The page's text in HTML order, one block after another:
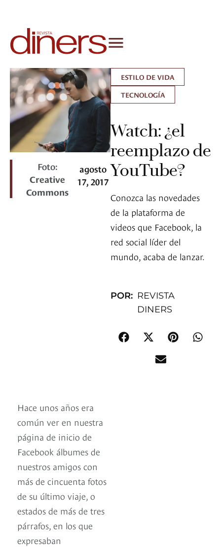
Foto:
Creative
Commons
agosto
17, 2017
ESTILO DE VIDA
TECNOLOGÍA
Watch: ¿el
reemplazo de
YouTube?
Conozca las novedades
de la plataforma de
videos que Facebook, la
red social líder del
mundo, acaba de lanzar.
POR: REVISTA
DINERS
Hace unos años era
común ver en nuestra
página de inicio de
Facebook álbumes de
nuestros amigos con
más de cincuenta fotos
de su último viaje, o
estados de más de tres
párrafos, en los que
expresaban